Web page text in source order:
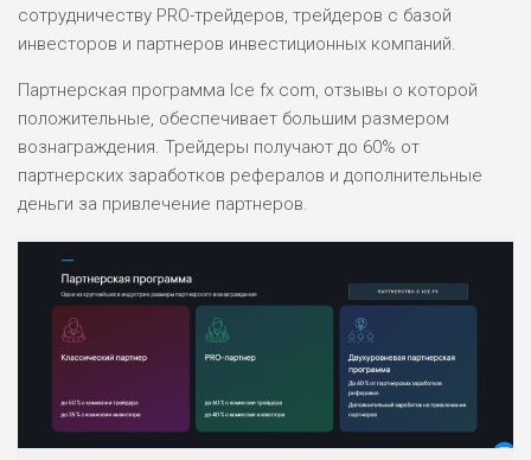
ЛЮБИТЕЛЯ
РИСКИ: СРЕДНИЕ
БЮДЖЕТ: НИЗКИЙ
ОБЗОР
2
РИСКИ: НИЗКИЕ
ДОХОД: НИЗКИЙ
БЮДЖЕТ: НИЗКИЙ
ОБЗОР
ПОДОЙДЕТ
ВСЕМ
сотрудничеству PRO-трейдеров, трейдеров с базой
инвесторов и партнеров инвестиционных компаний.
Партнерская программа Ice fx com, отзывы о которой
положительные, обеспечивает большим размером
вознаграждения. Трейдеры получают до 60% от
партнерских заработков рефералов и дополнительные
деньги за привлечение партнеров.